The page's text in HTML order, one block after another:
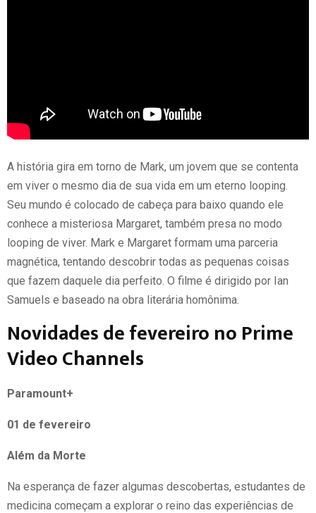
A história gira em torno de Mark, um jovem que se contenta
em viver o mesmo dia de sua vida em um eterno looping.
Seu mundo é colocado de cabeça para baixo quando ele
conhece a misteriosa Margaret, também presa no modo
looping de viver. Mark e Margaret formam uma parceria
magnética, tentando descobrir todas as pequenas coisas
que fazem daquele dia perfeito. O filme é dirigido por Ian
Samuels e baseado na obra literária homônima.
Novidades de fevereiro no Prime
Video Channels
Paramount+
01 de fevereiro
Além da Morte
Na esperança de fazer algumas descobertas, estudantes de
medicina começam a explorar o reino das experiências de